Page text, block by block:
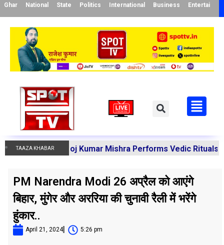
Ghar National State Politics International Business
TAAZA KHABAR
Manoj Kumar Mishra Performs Vedic Rituals for the
PM Narendra Modi 26 अप्रैल को आएंगे
बिहार, मुंगेर और अररिया की चुनावी रैली में भरेंगे
हुंकार..
April 21, 2024 5:26 pm